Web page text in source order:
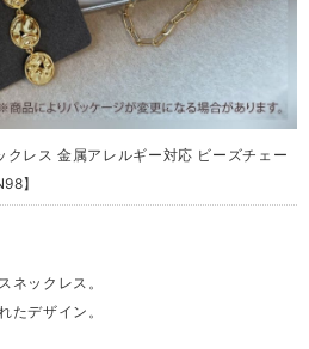
レス 金属アレルギー対応 ビーズチェー
】
ネックレス。
たデザイン。